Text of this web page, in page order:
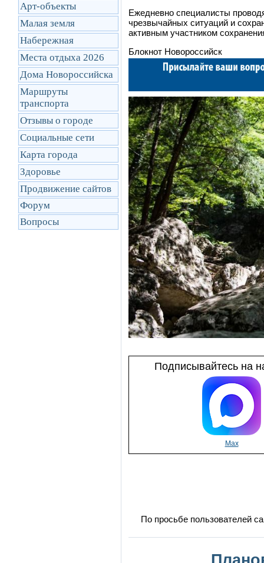
Арт-объекты
Малая земля
Набережная
Места отдыха 2026
Дома Новороссийска
Маршруты
транcпорта
Отзывы о городе
Социальные сети
Карта города
Здоровье
Продвижение сайтов
Форум
Вопросы
Ежедневно специалисты
чрезвычайных ситуаций и
активным участником
Блокнот Новороссийск
Подписывайтесь на
Max
По просьбе пользователей